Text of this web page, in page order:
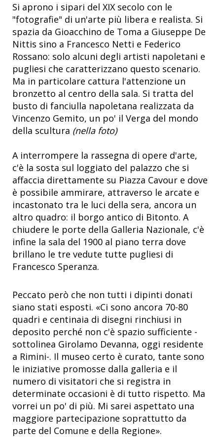
Si aprono i sipari del XIX secolo con le
"fotografie" di un'arte più libera e realista. Si
spazia da Gioacchino de Toma a Giuseppe De
Nittis sino a Francesco Netti e Federico
Rossano: solo alcuni degli artisti napoletani e
pugliesi che caratterizzano questo scenario.
Ma in particolare cattura l'attenzione un
bronzetto al centro della sala. Si tratta del
busto di fanciulla napoletana realizzata da
Vincenzo Gemito, un po' il Verga del mondo
della scultura (nella foto)
A interrompere la rassegna di opere d'arte,
c'è la sosta sul loggiato del palazzo che si
affaccia direttamente su Piazza Cavour e dove
è possibile ammirare, attraverso le arcate e
incastonato tra le luci della sera, ancora un
altro quadro: il borgo antico di Bitonto. A
chiudere le porte della Galleria Nazionale, c'è
infine la sala del 1900 al piano terra dove
brillano le tre vedute tutte pugliesi di
Francesco Speranza.
Peccato però che non tutti i dipinti donati
siano stati esposti. «Ci sono ancora 70-80
quadri e centinaia di disegni rinchiusi in
deposito perché non c'è spazio sufficiente -
sottolinea Girolamo Devanna, oggi residente
a Rimini-. Il museo certo è curato, tante sono
le iniziative promosse dalla galleria e il
numero di visitatori che si registra in
determinate occasioni è di tutto rispetto. Ma
vorrei un po' di più. Mi sarei aspettato una
maggiore partecipazione soprattutto da
parte del Comune e della Regione».